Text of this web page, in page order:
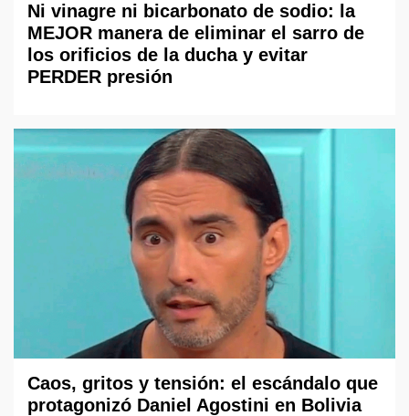
Ni vinagre ni bicarbonato de sodio: la
MEJOR manera de eliminar el sarro de
los orificios de la ducha y evitar
PERDER presión
Caos, gritos y tensión: el escándalo que
protagonizó Daniel Agostini en Bolivia